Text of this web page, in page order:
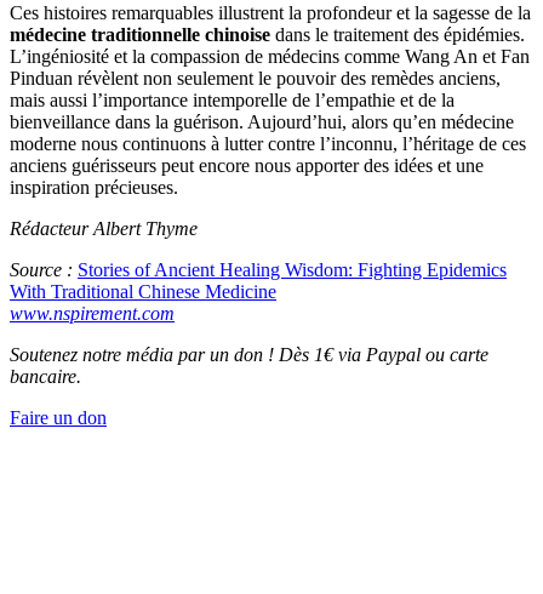
Ces histoires remarquables illustrent la profondeur et la sagesse de la
médecine traditionnelle chinoise dans le traitement des épidémies.
L’ingéniosité et la compassion de médecins comme Wang An et Fan
Pinduan révèlent non seulement le pouvoir des remèdes anciens,
mais aussi l’importance intemporelle de l’empathie et de la
bienveillance dans la guérison. Aujourd’hui, alors qu’en médecine
moderne nous continuons à lutter contre l’inconnu, l’héritage de ces
anciens guérisseurs peut encore nous apporter des idées et une
inspiration précieuses.
Rédacteur Albert Thyme
Source : Stories of Ancient Healing Wisdom: Fighting Epidemics
With Traditional Chinese Medicine
www.nspirement.com
Soutenez notre média par un don ! Dès 1€ via Paypal ou carte
bancaire.
Faire un don